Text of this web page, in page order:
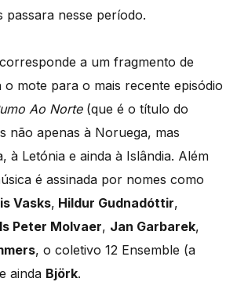
passara nesse período.
a um fragmento de
o mote para o mais recente episódio
Ao Norte(que é o título do
não apenas à Noruega, mas
à Letónia e ainda à Islândia. Além
é assinada por nomes como
Vasks, Hildur Gudnadóttir,
Peter Molvaer, Jan Garbarek,
, o coletivo 12 Ensemble (a
ainda Björk.